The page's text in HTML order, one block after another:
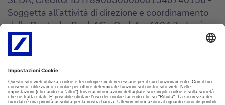
Soggetta all’attività di direzione e coordinamento
della Deutsche Bank AG - Cod. Az. 3104.7 - Iscriz.
Registro Unico degli Intermediari assicurativi e
riassicurativi n° D000027178
pubblica/ng/#/home
IVASS.